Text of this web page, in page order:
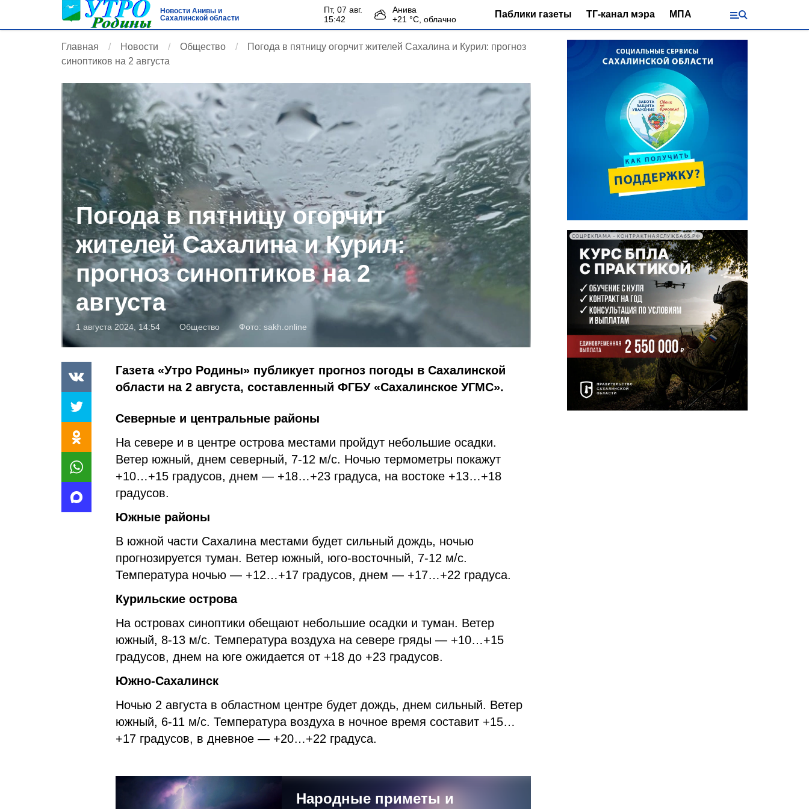
Новости Анивы и
Сахалинской области
пт, 07 авг.
15:42
Анива
+21 °С, облачно Паблики газеты ТГ-канал мэра МПА
Главная Новости Общество
Погода в пятницу огорчит жителей Сахалина и Курил: прогноз
синоптиков на 2 августа
Погода в пятницу огорчит
жителей Сахалина и Курил:
прогноз синоптиков на 2
августа
1 августа 2024, 14:54 Общество Фото: sakh.online
Газета «Утро Родины» публикует прогноз погоды в Сахалинской
области на 2 августа, составленный ФГБУ «Сахалинское УГМС».
Северные и центральные районы
На севере и в центре острова местами пройдут небольшие осадки.
Ветер южный, днем северный, 7-12 м/с. Ночью термометры покажут
+10…+15 градусов, днем — +18…+23 градуса, на востоке +13…+18
градусов.
Южные районы
В южной части Сахалина местами будет сильный дождь, ночью
прогнозируется туман. Ветер южный, юго-восточный, 7-12 м/с.
Температура ночью — +12…+17 градусов, днем — +17…+22 градуса.
Курильские острова
На островах синоптики обещают небольшие осадки и туман. Ветер
южный, 8-13 м/с. Температура воздуха на севере гряды — +10…+15
градусов, днем на юге ожидается от +18 до +23 градусов.
Южно-Сахалинск
Ночью 2 августа в областном центре будет дождь, днем сильный. Ветер
южный, 6-11 м/с. Температура воздуха в ночное время составит +15…
+17 градусов, в дневное — +20…+22 градуса.
Народные приметы и
СОЦРЕКЛАМА • КОНТРАКТНАЯСЛУЖБА65.РФ